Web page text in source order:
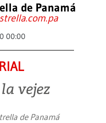
de Panamá
00:00
vejez
de Panamá